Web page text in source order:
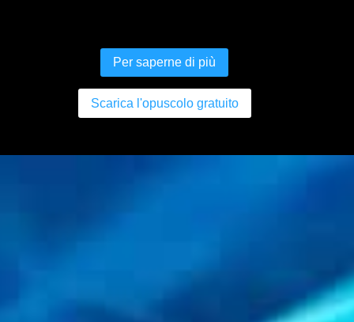
Per saperne di più
Scarica l'opuscolo gratuito